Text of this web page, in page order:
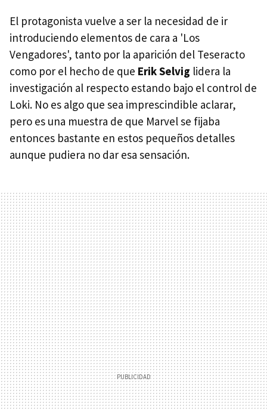
El protagonista vuelve a ser la necesidad de ir
introduciendo elementos de cara a 'Los
Vengadores', tanto por la aparición del Teseracto
como por el hecho de que Erik Selvig lidera la
investigación al respecto estando bajo el control de
Loki. No es algo que sea imprescindible aclarar,
pero es una muestra de que Marvel se fijaba
entonces bastante en estos pequeños detalles
aunque pudiera no dar esa sensación.